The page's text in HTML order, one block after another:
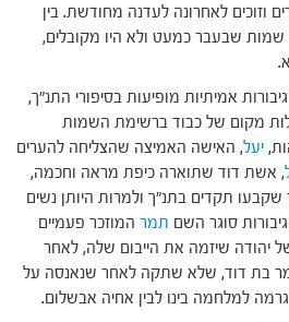
וזוכים לאחרונה לעדנה מחודשת. בין
שמות שבעבר כמעט ולא היו מקובלים,
אמיתיות מופיעות בסיפורי התנ"ך,
מקום של כבוד ברשימת השמות
יעל, האישה האמיצה שהצליחה להערים
, אשת דוד שתוארה כיפת מראה וחכמה,
תקדים בתנ"ך ולמרות היותן נשים
סוגר השם תמר המוזכר פעמיים
יהודה שיזמה את הייבום שלה, לאחר
בת דוד, שלא שתקה לאחר שנאנסה על
למלחמה בינו לבין אחיה אבשלום.